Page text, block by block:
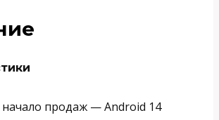
начало продаж —Android 14